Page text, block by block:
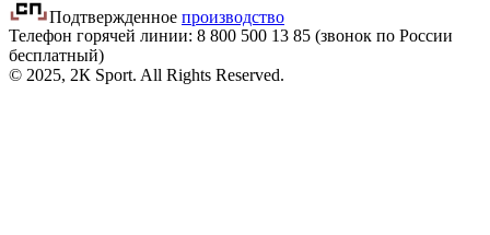
Подтвержденное производство
Телефон горячей линии: 8 800 500 13 85 (звонок по России
бесплатный)
© 2025, 2К Sport. All Rights Reserved.